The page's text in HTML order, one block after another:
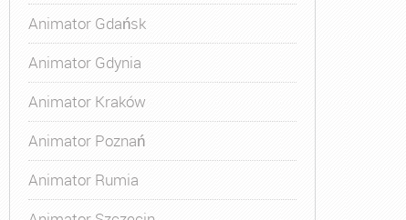
Animator Gdańsk
Animator Gdynia
Animator Kraków
Animator Poznań
Animator Rumia